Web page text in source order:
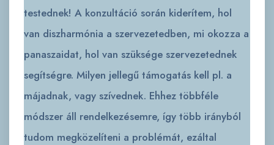
testednek! A konzultáció során kiderítem, hol
van diszharmónia a szervezetedben, mi okozza a
panaszaidat, hol van szüksége szervezetednek
segítségre. Milyen jellegű támogatás kell pl. a
májadnak, vagy szívednek. Ehhez többféle
módszer áll rendelkezésemre, így több irányból
tudom megközelíteni a problémát, ezáltal